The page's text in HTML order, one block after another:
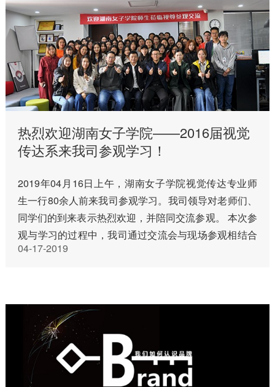
热烈欢迎湖南女子学院——2016届视觉
传达系来我司参观学习！
2019年04月16日上午，湖南女子学院视觉传达专业师
生一行80余人前来我司参观学习。我司领导对老师们、
同学们的到来表示热烈欢迎，并陪同交流参观。 本次参
观与学习的过程中，我司通过交流会与现场参观相结合
的模式，向同学们生动详细介绍了公司的发展历程、主
04-17-2019